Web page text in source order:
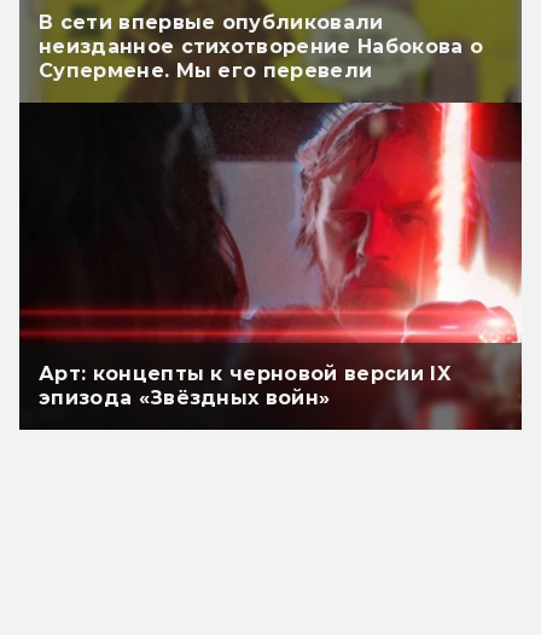
В сети впервые опубликовали
неизданное стихотворение Набокова о
Супермене. Мы его перевели
Арт: концепты к черновой версии IX
эпизода «Звёздных войн»